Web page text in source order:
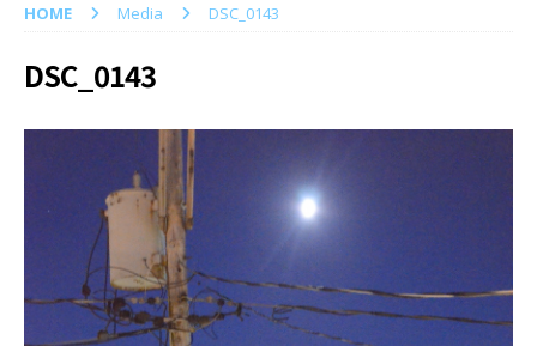
HOME Media DSC_0143
DSC_0143